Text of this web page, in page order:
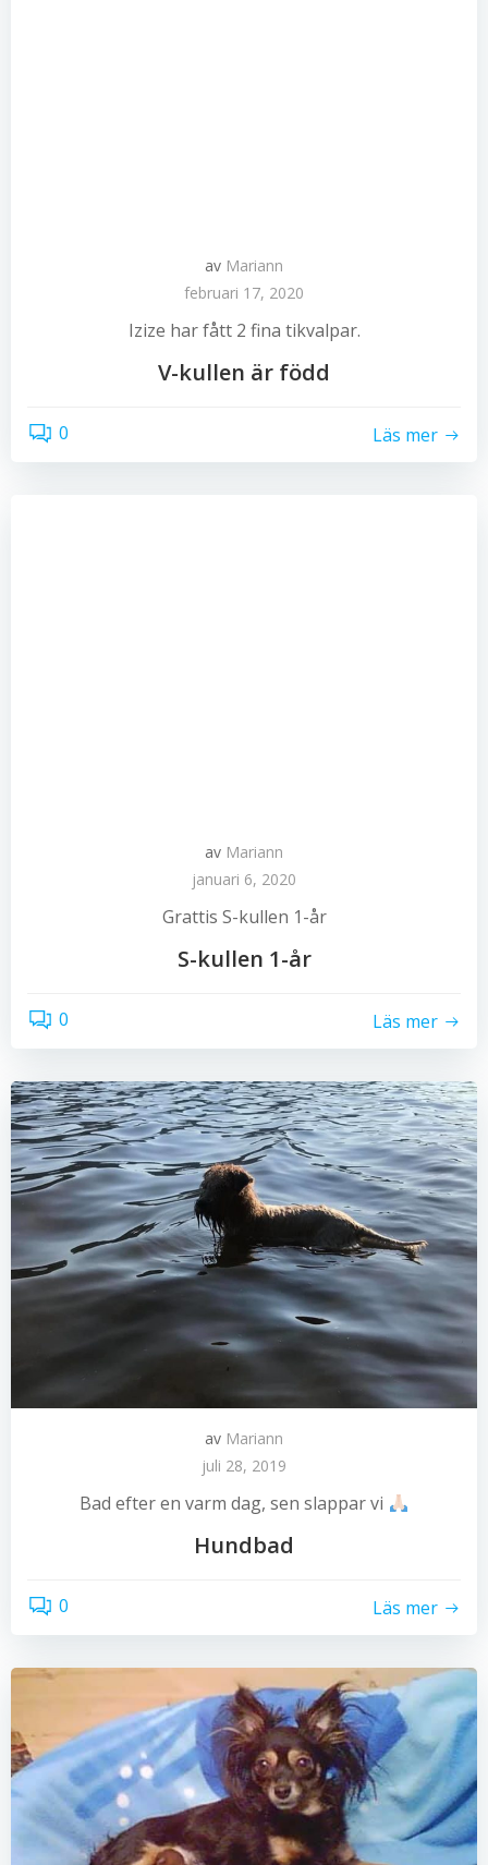
av Mariann
februari 17, 2020
Izize har fått 2 fina tikvalpar.
V-kullen är född
0 Läs mer
av Mariann
januari 6, 2020
Grattis S-kullen 1-år
S-kullen 1-år
0 Läs mer
av Mariann
juli 28, 2019
Bad efter en varm dag, sen slappar vi
Hundbad
0 Läs mer